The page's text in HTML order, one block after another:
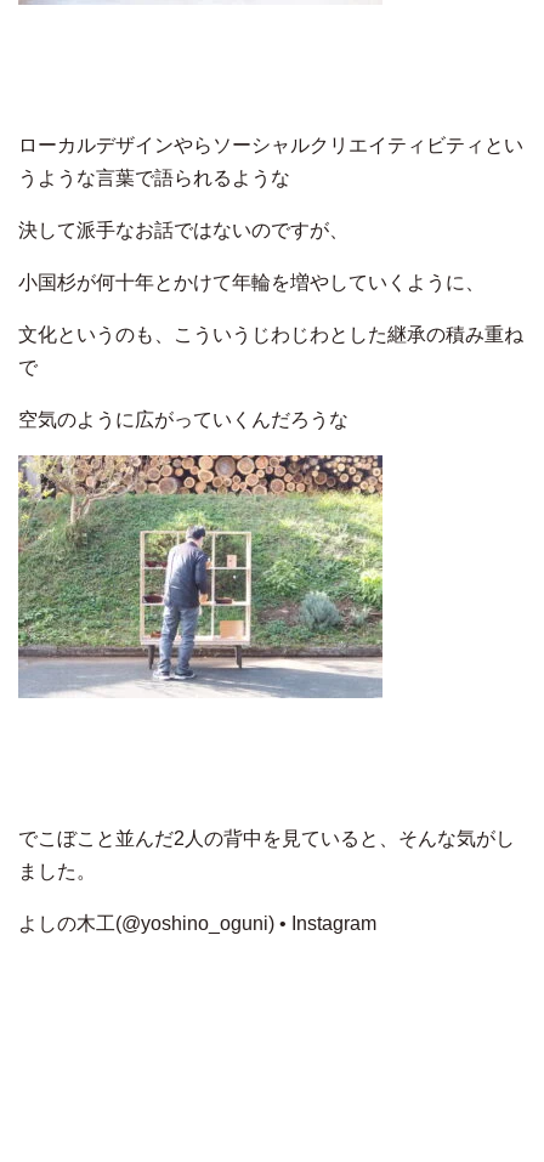
ローカルデザインやらソーシャルクリエイティビティとい
うような言葉で語られるような
決して派手なお話ではないのですが、
小国杉が何十年とかけて年輪を増やしていくように、
文化というのも、こういうじわじわとした継承の積み重ね
で
空気のように広がっていくんだろうな
でこぼこと並んだ2人の背中を見ていると、そんな気がし
ました。
よしの木工(@yoshino_oguni) • Instagram